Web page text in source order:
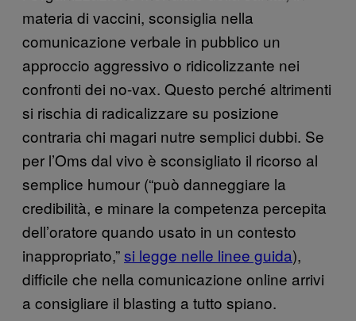
materia di vaccini, sconsiglia nella
comunicazione verbale in pubblico un
approccio aggressivo o ridicolizzante nei
confronti dei no-vax. Questo perché altrimenti
si rischia di radicalizzare su posizione
contraria chi magari nutre semplici dubbi. Se
per l’Oms dal vivo è sconsigliato il ricorso al
semplice humour (“può danneggiare la
credibilità, e minare la competenza percepita
dell’oratore quando usato in un contesto
inappropriato,”si legge nelle linee guida),
difficile che nella comunicazione online arrivi
a consigliare il blasting a tutto spiano.